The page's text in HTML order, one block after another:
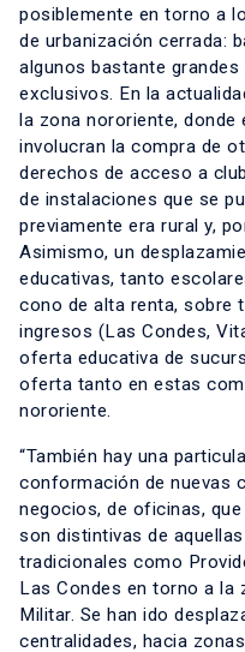
posiblemente en torno a
de urbanización cerrada:
algunos bastante
exclusivos. En la
la zona nororiente,
involucran la compra de
derechos de acceso a
de instalaciones que se
previamente era rural y,
Asimismo, un
educativas, tanto
cono de alta renta, sobre
ingresos (Las Condes,
oferta educativa de
oferta tanto en estas
nororiente.
“También hay una
conformación de nuevas
negocios, de oficinas,
son distintivas de
tradicionales como
Las Condes en torno a la
Militar. Se han ido
centralidades, hacia